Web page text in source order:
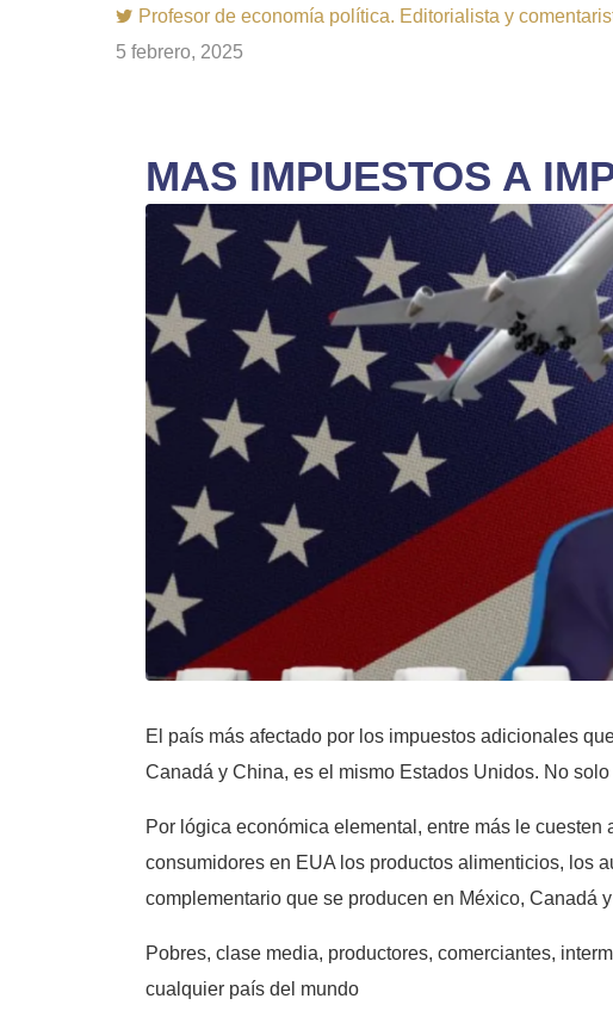
Profesor de economía política. Editorialista y
5 febrero, 2025
MAS IMPUESTOS A
El país más afectado por los impuestos adicionales
Canadá y China, es el mismo Estados Unidos. No
Por lógica económica elemental, entre más le
consumidores en EUA los productos alimenticios, los
complementario que se producen en México, Canadá
Pobres, clase media, productores, comerciantes,
cualquier país del mundo